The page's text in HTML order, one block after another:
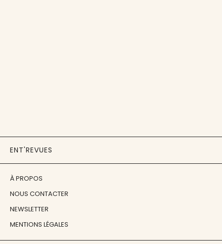
ENT'REVUES
À PROPOS
NOUS CONTACTER
NEWSLETTER
MENTIONS LÉGALES